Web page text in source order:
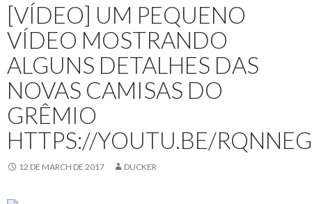
[VÍDEO] UM PEQUENO
VÍDEO MOSTRANDO
ALGUNS DETALHES DAS
NOVAS CAMISAS DO
GRÊMIO
HTTPS://YOUTU.BE/
12 DE MARCH DE 2017 DUCKER